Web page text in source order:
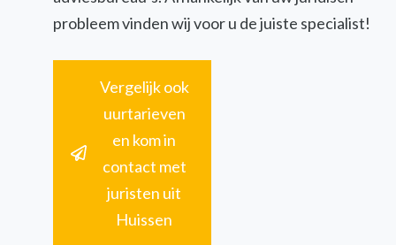
probleem vinden wij voor u de juiste specialist!
Vergelijk ook
uurtarieven
en kom in
contact met
juristen uit
Huissen